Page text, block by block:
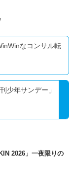
なコンサル転
少年サンデー」
2026」一夜限りの